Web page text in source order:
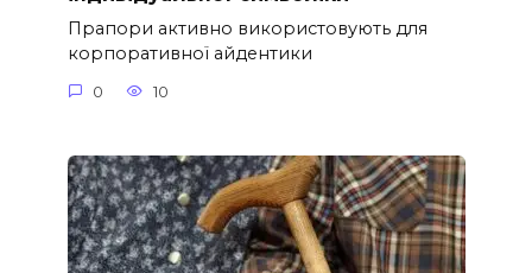
Прапори активно використовують для
корпоративної айдентики
0 10